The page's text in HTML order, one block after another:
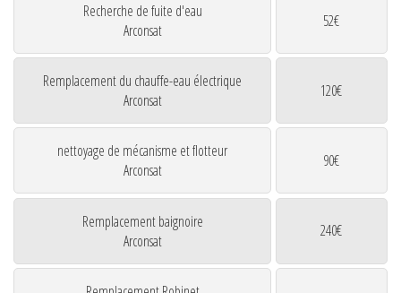
Recherche de fuite d'eau
Arconsat
52€
Remplacement du chauffe-eau électrique
Arconsat
120€
nettoyage de mécanisme et flotteur
Arconsat
90€
Remplacement baignoire
Arconsat
240€